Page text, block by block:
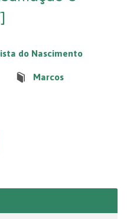
do Nascimento
Marcos